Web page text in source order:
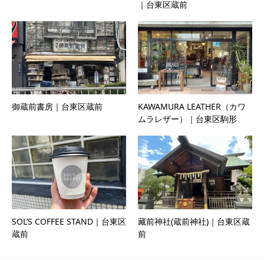
｜台東区蔵前
御蔵前書房｜台東区蔵前
KAWAMURA LEATHER（カワ
ムラレザー）｜台東区駒形
SOL’S COFFEE STAND｜台東区
蔵前
藏前神社(蔵前神社)｜台東区蔵
前